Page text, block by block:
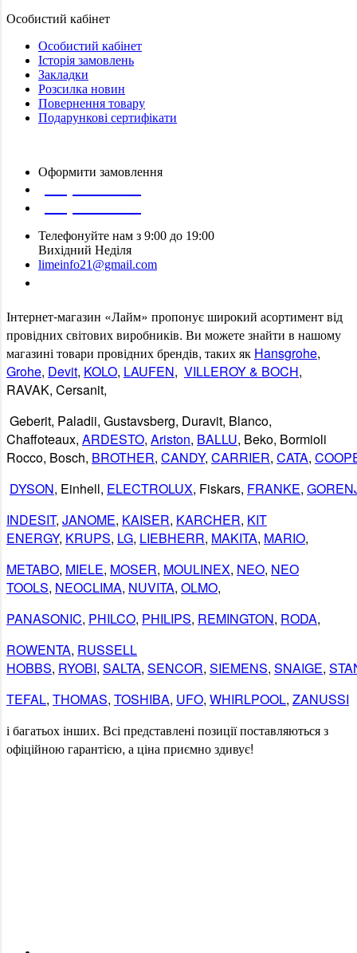
Особистий кабінет
Особистий кабінет
Історія замовлень
Закладки
Розсилка новин
Повернення товару
Подарункові сертифікати
Оформити замовлення
Телефонуйте нам з 9:00 до 19:00
Вихідний Неділя
limeinfo21@gmail.com
Інтернет-магазин «Лайм» пропонуєширокий асортиментвід
провіднихсвітовихвиробників. Ви можетезнайти в нашому
магазинітовари провіднихбрендів, такихяк Hansgrohe,
Grohe, Devit, KOLO, LAUFEN, VILLEROY & BOCH,
RAVAK, Cersanit,
Geberit, Paladii, Gustavsberg, Duravit, Blanco,
Chaffoteaux, ARDESTO, Ariston, BALLU, Beko, Bormioli
Rocco, Bosch, BROTHER, CANDY, CARRIER, CATA,
DYSON, Einhell, ELECTROLUX, Fiskars, FRANKE,
INDESIT, JANOME, KAISER, KARCHER, KIT
ENERGY, KRUPS, LG, LIEBHERR, MAKITA, MARIO,
METABO, MIELE, MOSER, MOULINEX, NEO, NEO
TOOLS, NEOCLIMA, NUVITA, OLMO,
PANASONIC, PHILCO, PHILIPS, REMINGTON, RODA,
ROWENTA, RUSSELL
HOBBS, RYOBI, SALTA, SENCOR, SIEMENS, SNAIGE,
TEFAL, THOMAS, TOSHIBA, UFO, WHIRLPOOL, ZANUSSI
ібагатьохінших. Всіпредставленіпозиціїпоставляютьсяз
офіційною гарантією, ацінаприємноздивує!